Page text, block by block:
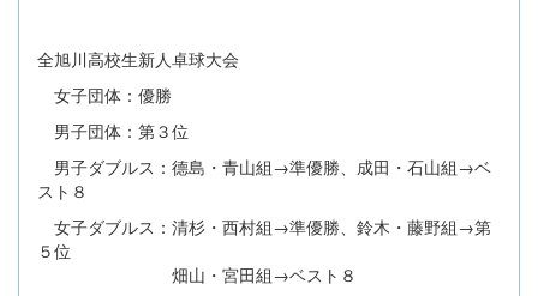
全旭川高校生新人卓球大会
女子団体：優勝
男子団体：第３位
男子ダブルス：德島・青山組→準優勝、成田・石山組→ベ
スト８
女子ダブルス：清杉・西村組→準優勝、鈴木・藤野組→第
５位
畑山・宮田組→ベスト８